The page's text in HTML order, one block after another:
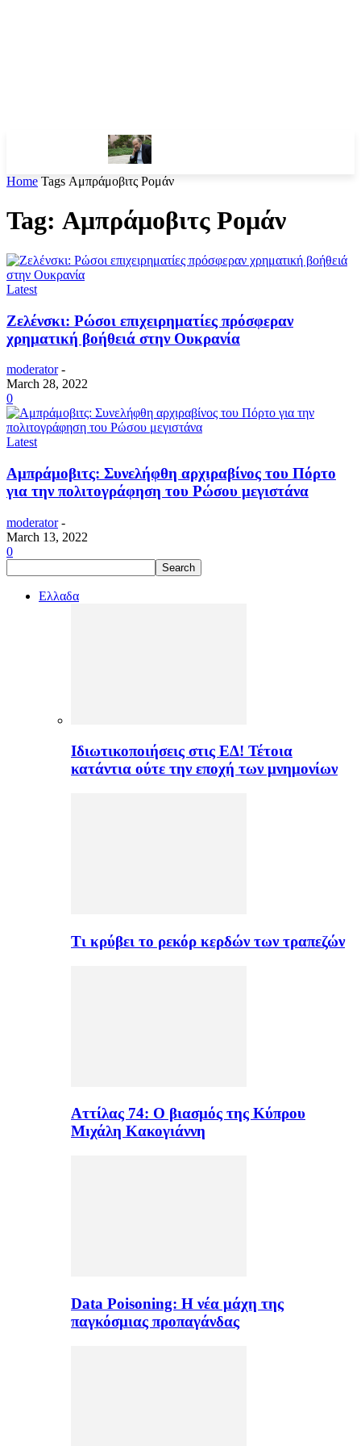
Home Tags Αμπράμοβιτς Ρομάν
Tag: Αμπράμοβιτς Ρομάν
Latest
Ζελένσκι: Ρώσοι επιχειρηματίες πρόσφεραν
χρηματική βοήθειά στην Ουκρανία
moderator -
March 28, 2022
0
Latest
Αμπράμοβιτς: Συνελήφθη αρχιραβίνος του Πόρτο
για την πολιτογράφηση του Ρώσου μεγιστάνα
moderator -
March 13, 2022
0
Ελλαδα
Ιδιωτικοποιήσεις στις ΕΔ! Τέτοια
κατάντια ούτε την εποχή των μνημονίων
Τι κρύβει το ρεκόρ κερδών των τραπεζών
Αττίλας 74: Ο βιασμός της Κύπρου
Μιχάλη Κακογιάννη
Data Poisoning: Η νέα μάχη της
παγκόσμιας προπαγάνδας